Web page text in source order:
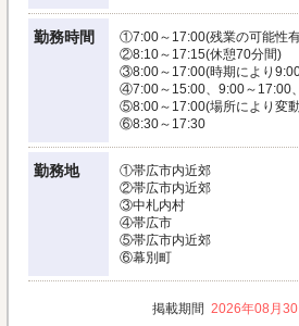
勤務時間
①7:00～17:00(残業の可能性
②8:10～17:15(休憩70分間)
③8:00～17:00(時期により
④7:00～15:00、9:00～17:00
⑤8:00～17:00(場所により変
⑥8:30～17:30
勤務地
①帯広市内近郊
②帯広市内近郊
③中札内村
④帯広市
⑤帯広市内近郊
⑥幕別町
2026年08月30